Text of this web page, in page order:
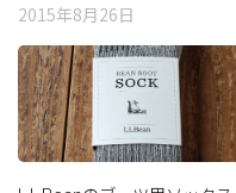
2015年8月26日